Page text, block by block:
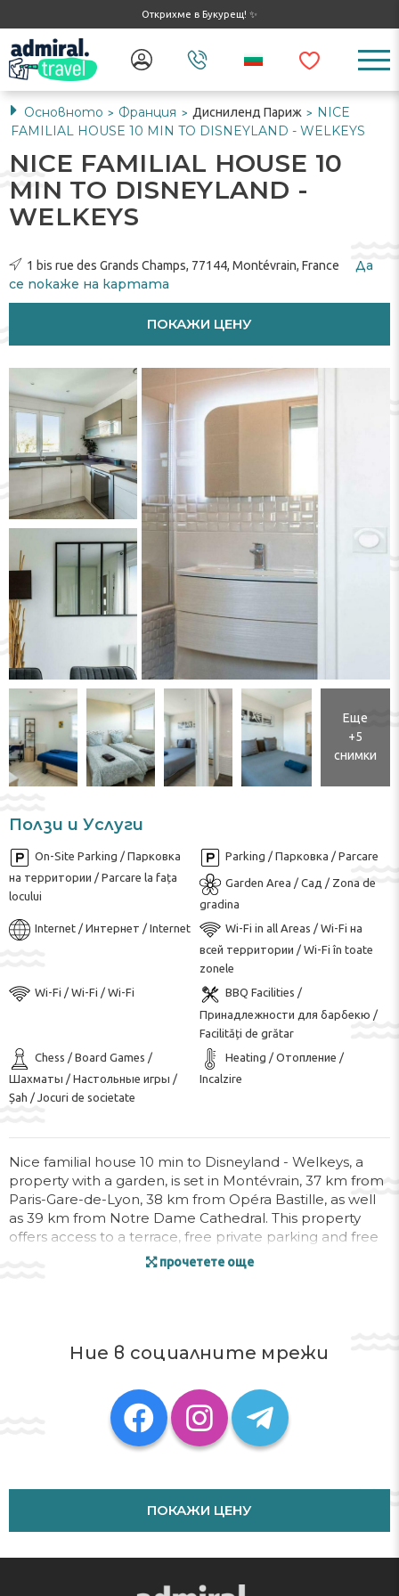
Открихме в Букурещ! ✨
Основното > Франция > Дисниленд Париж >
NICE
FAMILIAL HOUSE 10 MIN TO DISNEYLAND - WELKEYS
NICE FAMILIAL HOUSE 10
MIN TO DISNEYLAND -
WELKEYS
1 bis rue des Grands Champs, 77144, Montévrain, France
Да
се ​​покаже на картата
ПОКАЖИ ЦЕНУ
Еще
+5
снимки
Ползи и Услуги
On-Site Parking / Парковка
на территории / Parcare la fața
locului
Parking / Парковка / Parcare
Garden Area / Сад / Zona de
gradina
Internet / Интернет / Internet
Wi-Fi in all Areas / Wi-Fi на
всей территории / Wi-Fi în toate
zonele
Wi-Fi / Wi-Fi / Wi-Fi
BBQ Facilities /
Принадлежности для барбекю /
Facilități de grătar
Chess / Board Games /
Шахматы / Настольные игры /
Șah / Jocuri de societate
Heating / Отопление /
Incalzire
Nice familial house 10 min to Disneyland - Welkeys, a
property with a garden, is set in Montévrain, 37 km from
Paris-Gare-de-Lyon, 38 km from Opéra Bastille, as well
as 39 km from Notre Dame Cathedral. This property
offers access to a terrace, free private parking and free
and bed linen are featured in the holiday home.
Sainte-Chapelle is 40 km from the holiday home, while
Pompidou Centre is 40 km away. The nearest airport is
Paris - Charles de Gaulle Airport, 25 km from Nice
familial house 10 min to Disneyland - Welkeys.
Welkeys in advance of your expected arrival time. You
can use the Special Requests box when booking, or
contact the property directly with the contact details
show a photo identification and credit card upon check-
прочетете още
Ние в социалните мрежи
ПОКАЖИ ЦЕНУ